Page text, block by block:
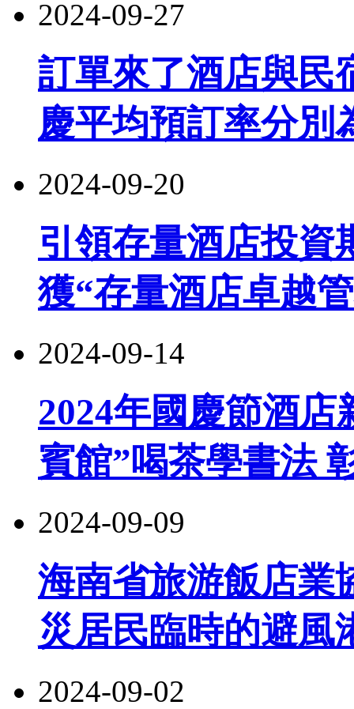
2024-09-27
訂單來了酒店與民
慶平均預訂率分別
2024-09-20
引領存量酒店投資
獲“存量酒店卓越
2024-09-14
2024年國慶節酒
賓館”喝茶學書法
2024-09-09
海南省旅游飯店業
災居民臨時的避風
2024-09-02